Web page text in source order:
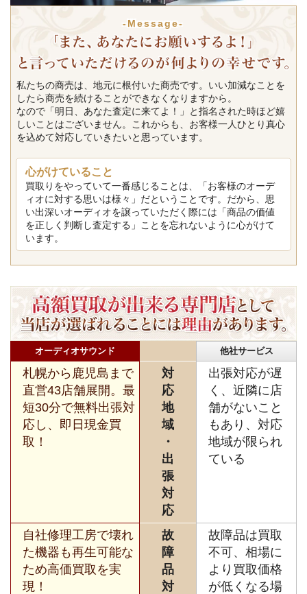
-Message-
私たちの商売は、地元に根付いた商売です。いい加減なことを
したら商売を続けることができなくなりますから。
なので「明日、あなた査定に来てよ！」と指名された時ほど嬉
しいことはございません。これからも、お客様一人ひとり真心
を込めて対応していきたいと思っています。
心がけていること
買取りをやっていて一番感じることは、「お客様のオーデ
ィオに対する思いは様々」だということです。だから、思
い出深いオーディオを譲っていただく際には「商品の価値
を正しく判断し査定する」ことを忘れないように心がけて
います。
オーディオサウンド 他社サービス
札幌から鹿児島まで
直営43店舗展開。最
短30分で無料出張対
応し、即日現金買
取！
対
応
地
域
・
出
張
対
応
出張対応が遅
く、近隣に店
舗がないこと
もあり、対応
地域が限られ
ている
自社修理工房で壊れ
た機器も再生可能な
ため高価買取を実
現！
故
障
品
対
故障品は買取
不可、相場に
より買取価格
が低くなる場